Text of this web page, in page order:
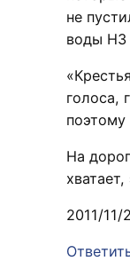
не
воды НЗ
голоса,
На
2011/11/